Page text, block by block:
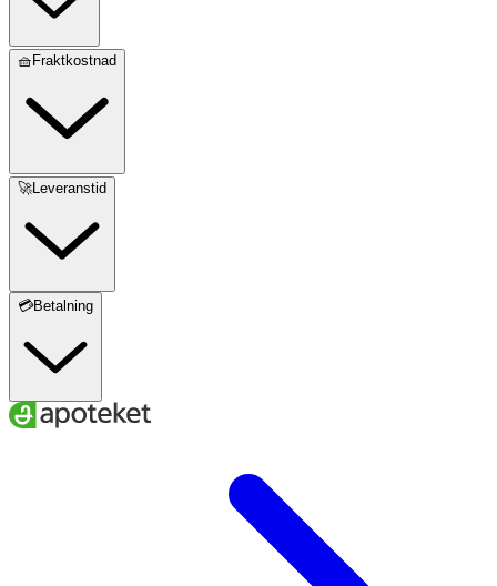
🧺Fraktkostnad
🚀Leveranstid
💳Betalning